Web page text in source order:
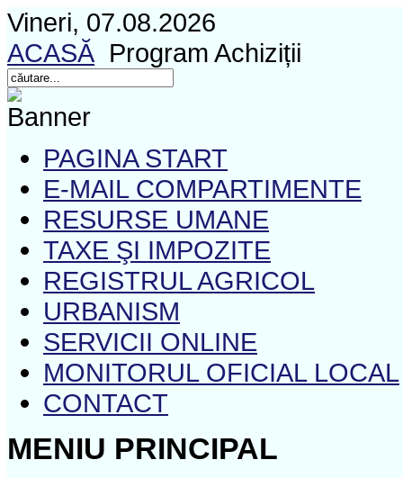
Vineri, 07.08.2026
ACASĂ Program Achiziții
PAGINA START
E-MAIL COMPARTIMENTE
RESURSE UMANE
TAXE ŞI IMPOZITE
REGISTRUL AGRICOL
URBANISM
SERVICII ONLINE
MONITORUL OFICIAL LOCAL
CONTACT
MENIU PRINCIPAL